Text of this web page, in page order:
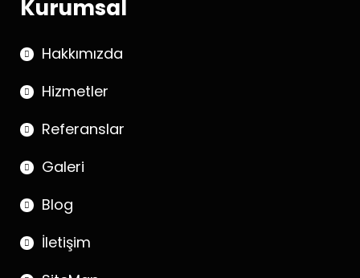
Kurumsal
Hakkımızda
Hizmetler
Referanslar
Galeri
Blog
İletişim